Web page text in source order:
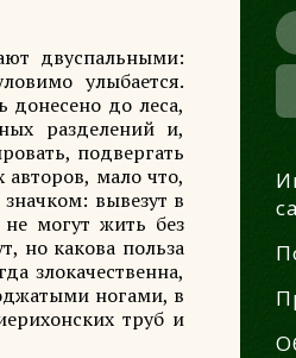
двуспальными:
улыбается.
донесено до леса,
разделений и,
подвергать
мало что,
вывезут в
могут жить без
но какова польза
злокачественна,
ногами, в
труб и